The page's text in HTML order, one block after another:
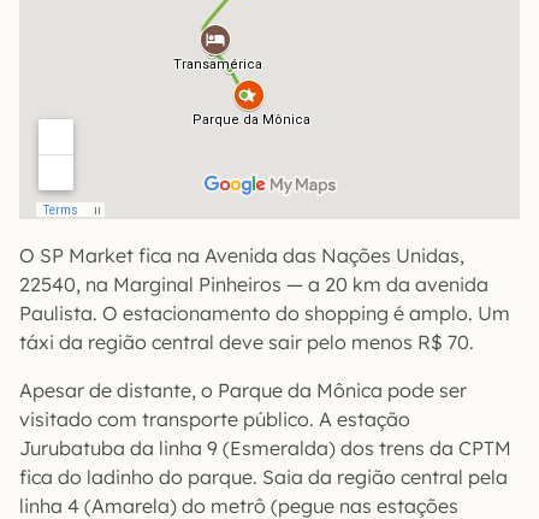
O SP Market fica na Avenida das Nações Unidas,
22540, na Marginal Pinheiros — a 20 km da avenida
Paulista. O estacionamento do shopping é amplo. Um
táxi da região central deve sair pelo menos R$ 70.
Apesar de distante, o Parque da Mônica pode ser
visitado com transporte público. A estação
Jurubatuba da linha 9 (Esmeralda) dos trens da CPTM
fica do ladinho do parque. Saia da região central pela
linha 4 (Amarela) do metrô (pegue nas estações